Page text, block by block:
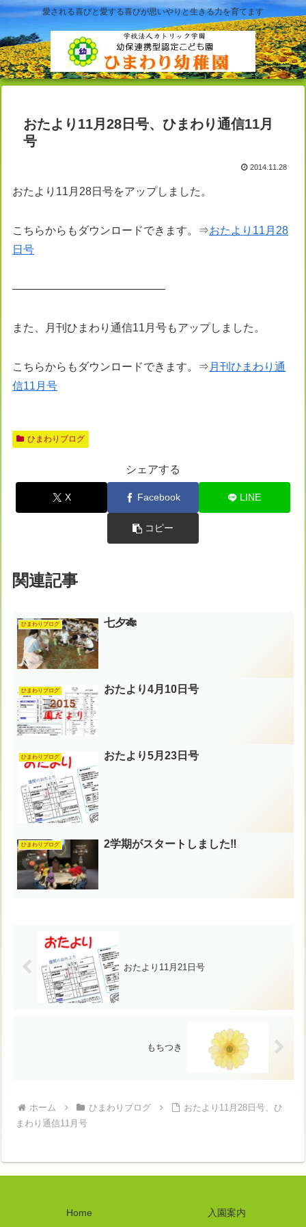
愛される喜びと愛する喜びが思いやりと生きる力を育てます
おたより11月28日号、ひまわり通信11月
号
2014.11.28
おたより11月28日号をアップしました。
こちらからもダウンロードできます。⇒おたより11月28
日号
——————————————
また、月刊ひまわり通信11月号もアップしました。
こちらからもダウンロードできます。⇒ 月刊ひまわり通
信11月号
ひまわりブログ
シェアする
X Facebook LINE
コピー
関連記事
ひまわりブログ 七夕🎋
ひまわりブログ おたより4月10日号
ひまわりブログ おたより5月23日号
ひまわりブログ 2学期がスタートしました‼︎
おたより11月21日号
もちつき
ホーム ひまわりブログ
おたより11月28日号、ひ
まわり通信11月号
Home
入園案内